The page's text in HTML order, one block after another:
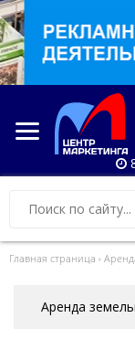
Главная страница ›
Аренда